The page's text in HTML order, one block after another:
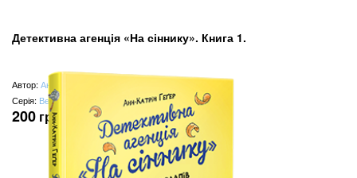
Детективна агенція «На сіннику». Книга 1.
Автор:Анн-Катрін Геґер
Серія: Веселі історії
200 грн